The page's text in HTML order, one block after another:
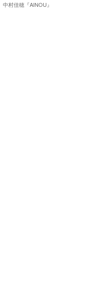
中村佳穂『AINOU』